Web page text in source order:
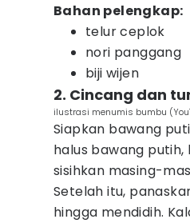
Bahan pelengkap:
telur ceplok
nori panggang
biji wijen
2. Cincang dan
ilustrasi menumis bumbu
Siapkan bawang
halus bawang putih,
sisihkan masing-
Setelah itu,
hingga mendidih.